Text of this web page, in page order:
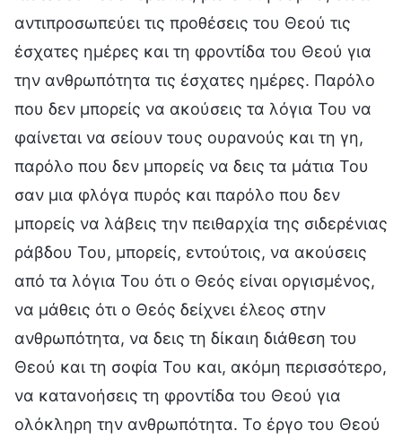
αντιπροσωπεύει τις προθέσεις του Θεού τις
έσχατες ημέρες και τη φροντίδα του Θεού για
την ανθρωπότητα τις έσχατες ημέρες. Παρόλο
που δεν μπορείς να ακούσεις τα λόγια Του να
φαίνεται να σείουν τους ουρανούς και τη γη,
παρόλο που δεν μπορείς να δεις τα μάτια Του
σαν μια φλόγα πυρός και παρόλο που δεν
μπορείς να λάβεις την πειθαρχία της σιδερένιας
ράβδου Του, μπορείς, εντούτοις, να ακούσεις
από τα λόγια Του ότι ο Θεός είναι οργισμένος,
να μάθεις ότι ο Θεός δείχνει έλεος στην
ανθρωπότητα, να δεις τη δίκαιη διάθεση του
Θεού και τη σοφία Του και, ακόμη περισσότερο,
να κατανοήσεις τη φροντίδα του Θεού για
ολόκληρη την ανθρωπότητα. Το έργο του Θεού